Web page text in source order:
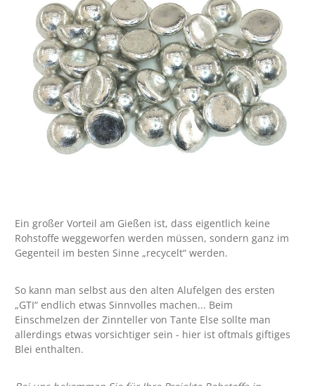
Ein großer Vorteil am Gießen ist, dass eigentlich keine
Rohstoffe weggeworfen werden müssen, sondern ganz im
Gegenteil im besten Sinne „recycelt“ werden.
So kann man selbst aus den alten Alufelgen des ersten
„GTI“ endlich etwas Sinnvolles machen... Beim
Einschmelzen der Zinnteller von Tante Else sollte man
allerdings etwas vorsichtiger sein - hier ist oftmals giftiges
Blei enthalten.